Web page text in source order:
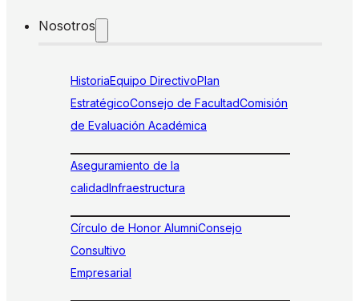
Nosotros
HistoriaEquipo DirectivoPlan
EstratégicoConsejo de FacultadComisión
de Evaluación Académica
Aseguramiento de la
calidadInfraestructura
Círculo de Honor AlumniConsejo
Consultivo
Empresarial